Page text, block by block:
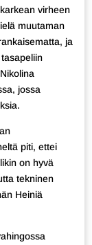
virheen
muutaman
ja
jossa
piti, ettei
on hyvä
tekninen
Heiniä